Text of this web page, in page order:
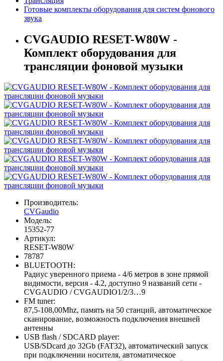
Готовые комплекты оборудования для систем фонового
звука
CVGAUDIO RESET-W80W -
Комплект оборудования для
трансляции фоновой музыки
Производитель:
CVGaudio
Модель:
15352-77
Артикул:
RESET-W80W
78787
BLUETOOTH:
Радиус уверенного приема - 4/6 метров в зоне прямой
видимости, версия - 4.2, доступно 9 названий сети -
CVGAUDIO / CVGAUDIO1/2/3…9
FM tuner:
87,5-108,00Mhz, память на 50 станций, автоматическое
сканирование, возможность подключения внешней
антенны
USB flash / SDCARD player:
USB/SDcard до 32Gb (FAT32), автоматический запуск
при подключении носителя, автоматическое